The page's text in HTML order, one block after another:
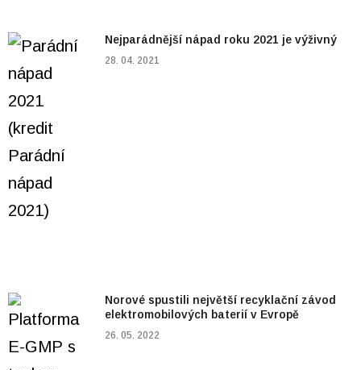
Nejparádnější nápad roku 2021 je výživný
28. 04. 2021
Norové spustili největší recyklační závod
elektromobilových baterií v Evropě
26. 05. 2022